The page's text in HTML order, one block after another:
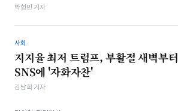
박형민 기자
사회
지지율 최저 트럼프, 부활절 새벽부터
SNS에 '자화자찬'
김남희 기자